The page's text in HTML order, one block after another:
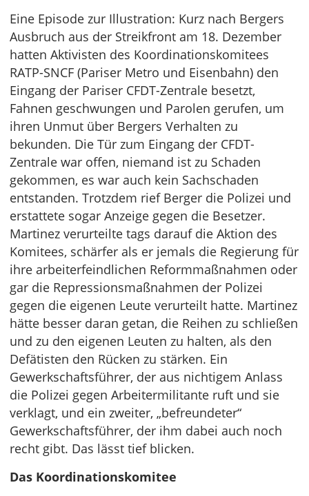
Eine Episode zur Illustration: Kurz nach Bergers
Ausbruch aus der Streikfront am 18. Dezember
hatten Aktivisten des Koordinationskomitees
RATP-SNCF (Pariser Metro und Eisenbahn) den
Eingang der Pariser CFDT-Zentrale besetzt,
Fahnen geschwungen und Parolen gerufen, um
ihren Unmut über Bergers Verhalten zu
bekunden. Die Tür zum Eingang der CFDT-
Zentrale war offen, niemand ist zu Schaden
gekommen, es war auch kein Sachschaden
entstanden. Trotzdem rief Berger die Polizei und
erstattete sogar Anzeige gegen die Besetzer.
Martinez verurteilte tags darauf die Aktion des
Komitees, schärfer als er jemals die Regierung für
ihre arbeiterfeindlichen Reformmaßnahmen oder
gar die Repressionsmaßnahmen der Polizei
gegen die eigenen Leute verurteilt hatte. Martinez
hätte besser daran getan, die Reihen zu schließen
und zu den eigenen Leuten zu halten, als den
Defätisten den Rücken zu stärken. Ein
Gewerkschaftsführer, der aus nichtigem Anlass
die Polizei gegen Arbeitermilitante ruft und sie
verklagt, und ein zweiter, „befreundeter“
Gewerkschaftsführer, der ihm dabei auch noch
recht gibt. Das lässt tief blicken.
Das Koordinationskomitee